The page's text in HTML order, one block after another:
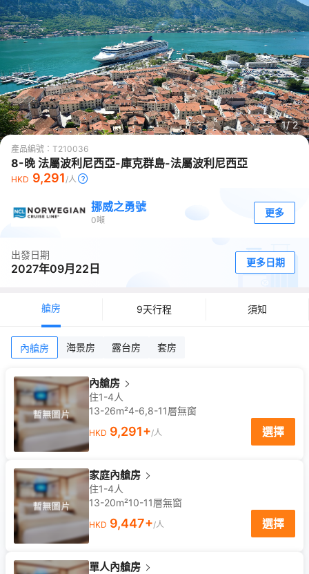
1/2
產品編號： T210036
8-晚 法屬波利尼西亞-庫克群島-法屬波利尼西亞
HKD 9,291/人
挪威之勇號
0噸
更多
出發日期
2027年09月22日 更多日期
艙房 9天行程 須知
內艙房 海景房 露台房 套房
內艙房
住1-4人
13-26m²4-6,8-11層無窗
HKD 9,291+/人 選擇
家庭內艙房
住1-4人
13-20m²10-11層無窗
HKD 9,447+/人 選擇
單人內艙房